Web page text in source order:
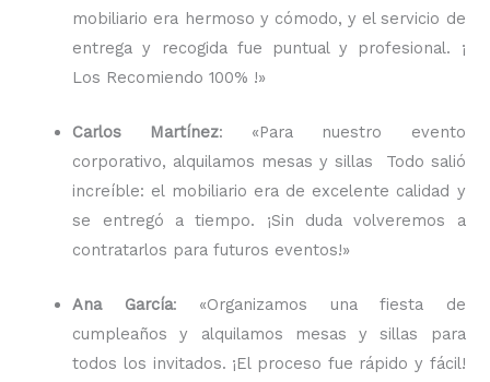
mobiliario era hermoso y cómodo, y el servicio de
entrega y recogida fue puntual y profesional. ¡
Los Recomiendo 100% !»
Carlos Martínez: «Para nuestro evento
corporativo, alquilamos mesas y sillas Todo salió
increíble: el mobiliario era de excelente calidad y
se entregó a tiempo. ¡Sin duda volveremos a
contratarlos para futuros eventos!»
Ana García: «Organizamos una fiesta de
cumpleaños y alquilamos mesas y sillas para
todos los invitados. ¡El proceso fue rápido y fácil!